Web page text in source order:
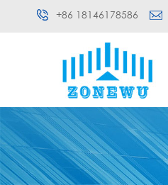
+86 18146178586